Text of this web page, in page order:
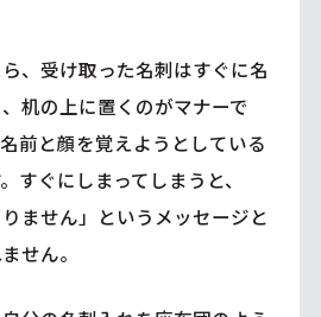
、受け取った名刺はすぐに名
机の上に置くのがマナーで
前と顔を覚えようとしている
すぐにしまってしまうと、
りません」というメッセージと
せん。